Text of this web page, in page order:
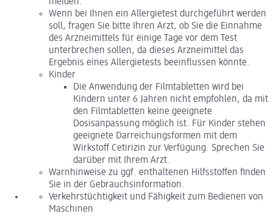
Wenn bei Ihnen ein Allergietest durchgeführt werden
soll, fragen Sie bitte Ihren Arzt, ob Sie die Einnahme
des Arzneimittels für einige Tage vor dem Test
unterbrechen sollen, da dieses Arzneimittel das
Ergebnis eines Allergietests beeinflussen könnte.
Kinder
Die Anwendung der Filmtabletten wird bei
Kindern unter 6 Jahren nicht empfohlen, da mit
den Filmtabletten keine geeignete
Dosisanpassung möglich ist. Für Kinder stehen
geeignete Darreichungsformen mit dem
Wirkstoff Cetirizin zur Verfügung. Sprechen Sie
darüber mit Ihrem Arzt.
Warnhinweise zu ggf. enthaltenen Hilfsstoffen finden
Sie in der Gebrauchsinformation.
Verkehrstüchtigkeit und Fähigkeit zum Bedienen von
Maschinen